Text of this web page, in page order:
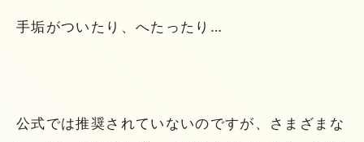
手垢がついたり、へたったり…
公式では推奨されていないのですが、さまざまな